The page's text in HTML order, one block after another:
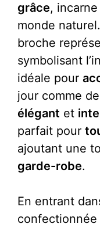
grâce,
monde naturel.
broche
symbolisant
idéale pour
jour comme
élégant et
parfait pour
ajoutant une
garde-robe.
En entrant
confectionnée